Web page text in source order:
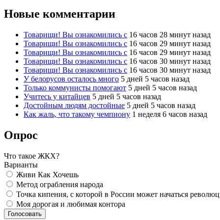
Новые комментарии
Товарищи! Вы ознакомились с 16 часов 28 минут назад
Товарищи! Вы ознакомились с 16 часов 29 минут назад
Товарищи! Вы ознакомились с 16 часов 29 минут назад
Товарищи! Вы ознакомились с 16 часов 30 минут назад
Товарищи! Вы ознакомились с 16 часов 30 минут назад
У белорусов осталось много 5 дней 5 часов назад
Только коммунисты помогают 5 дней 5 часов назад
Учитесь у китайцев 5 дней 5 часов назад
Достойным людям достойные 5 дней 5 часов назад
Как жаль, что такому чемпиону 1 неделя 6 часов назад
Опрос
Что такое ЖКХ?
Варианты
Живи Как Хочешь
Метод ограбления народа
Точка кипения, с которой в России может начаться
Моя дорогая и любимая контора